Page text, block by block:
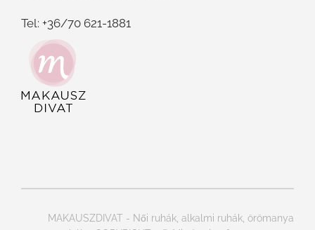
Tel: +36/70 621-1881
MAKAUSZDIVAT - Női ruhák, alkalmi ruhák, örömanya